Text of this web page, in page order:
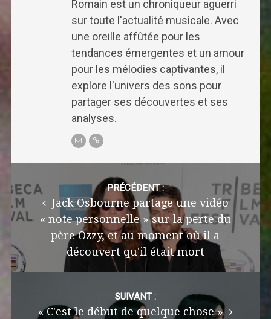
Romain est un chroniqueur aguerri
sur toute l'actualité musicale. Avec
une oreille affûtée pour les
tendances émergentes et un amour
pour les mélodies captivantes, il
explore l'univers des sons pour
partager ses découvertes et ses
analyses.
navigation
PRÉCÉDENT :
Jack Osbourne partage une vidéo
« note personnelle » sur la perte du
père Ozzy, et au moment où il a
découvert qu'il était mort
SUIVANT :
« C'est le début de quelque chose »